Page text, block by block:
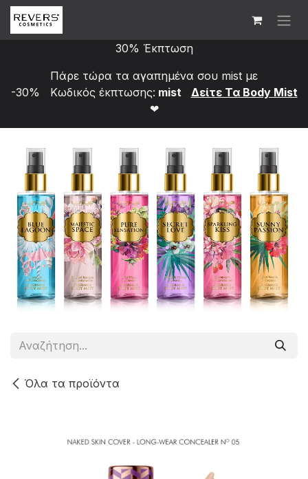
Skip to Content
30% Έκπτωση
Πάρε τώρα τα αγαπημένα σου mist με
-30% Κωδικός έκπτωσης: mist
Δείτε Τα Bod​y Mist
❤
Όλα τα προϊόντα